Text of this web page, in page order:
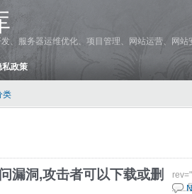
、服务器运维优化、项目管理、网站运营、网
私政策
类
漏洞,攻击者可以下载或删
3 3